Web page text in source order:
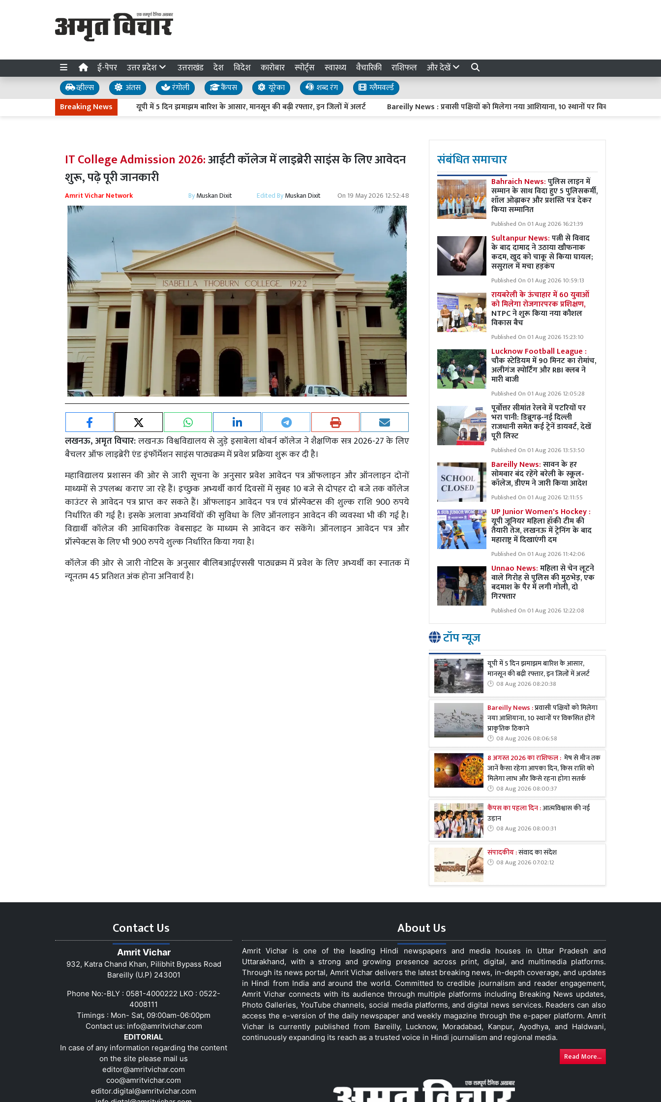
ई-पेपर उत्तर प्रदेश उत्तराखंड देश विदेश कारोबार स्पोर्ट्स स्वास्थ्य वैचारिकी राशिफल और देखें
व्हील्स अंतस रंगोली कैंपस यूरेका शब्द रंग
ग्लैमवर्ल्ड
Breaking News
यूपी में 5 दिन झमाझम बारिश के आसार, मानसून की बढ़ी रफ्तार, इन जिलों में अलर्ट Bareilly News : प्रवासी पक्षियों को मिलेगा नया आशियाना, 10 स्थानों पर विकसित होंगे प्राकृतिक
IT College Admission 2026:आईटी कॉलेज में लाइब्रेरी साइंस के लिए आवेदन
शुरू, पढ़े पूरी जानकारी
Amrit Vichar Network ByMuskan Dixit Edited ByMuskan Dixit On 19 May 2026 12:52:48
लखनऊ, अमृत विचार:लखनऊ विश्वविद्यालय से जुड़े इसाबेला थोबर्न कॉलेज ने शैक्षणिक सत्र 2026-27 के लिए
बैचलर ऑफ लाइब्रेरी एंड इंफॉर्मेशन साइंस पाठ्यक्रम में प्रवेश प्रक्रिया शुरू कर दी है।
महाविद्यालय प्रशासन की ओर से जारी सूचना के अनुसार प्रवेश आवेदन पत्र ऑफलाइन और ऑनलाइन दोनों
माध्यमों से उपलब्ध कराए जा रहे हैं। इच्छुक अभ्यर्थी कार्य दिवसों में सुबह 10 बजे से दोपहर दो बजे तक कॉलेज
काउंटर से आवेदन पत्र प्राप्त कर सकते हैं। ऑफलाइन आवेदन पत्र एवं प्रॉस्पेक्टस की शुल्क राशि 900 रुपये
निर्धारित की गई है। इसके अलावा अभ्यर्थियों की सुविधा के लिए ऑनलाइन आवेदन की व्यवस्था भी की गई है।
विद्यार्थी कॉलेज की आधिकारिक वेबसाइट के माध्यम से आवेदन कर सकेंगे। ऑनलाइन आवेदन पत्र और
प्रॉस्पेक्टस के लिए भी 900 रुपये शुल्क निर्धारित किया गया है।
कॉलेज की ओर से जारी नोटिस के अनुसार बीलिबआईएससी पाठ्यक्रम में प्रवेश के लिए अभ्यर्थी का स्नातक में
न्यूनतम 45 प्रतिशत अंक होना अनिवार्य है।
संबंधित समाचार
Bahraich News:पुलिस लाइन में
सम्मान के साथ विदा हुए 5 पुलिसकर्मी,
शॉल ओढ़ाकर और प्रशस्ति पत्र देकर
किया सम्मानित
Published On 01 Aug 2026 16:21:39
Sultanpur News:पत्नी से विवाद
के बाद दामाद ने उठाया खौफनाक
कदम, खुद को चाकू से किया घायल;
ससुराल में मचा हड़कंप
Published On 01 Aug 2026 10:59:13
रायबरेली के ऊंचाहार में 60 युवाओं
को मिलेगा रोजगारपरक प्रशिक्षण,
NTPC ने शुरू किया नया कौशल
विकास बैच
Published On 01 Aug 2026 15:23:10
Lucknow Football League :
चौक स्टेडियम में 90 मिनट का रोमांच,
अलीगंज स्पोर्टिंग और RBI क्लब ने
मारी बाजी
Published On 01 Aug 2026 12:05:28
पूर्वोत्तर सीमांत रेलवे में पटरियों पर
भरा पानी: डिब्रूगढ़-नई दिल्ली
राजधानी समेत कई ट्रेनें डायवर्ट, देखें
पूरी लिस्ट
Published On 01 Aug 2026 13:53:50
Bareilly News:सावन के हर
सोमवार बंद रहेंगे बरेली के स्कूल-
कॉलेज, डीएम ने जारी किया आदेश
Published On 01 Aug 2026 12:11:55
UP Junior Women's Hockey :
यूपी जूनियर महिला हॉकी टीम की
तैयारी तेज, लखनऊ में ट्रेनिंग के बाद
महाराष्ट्र में दिखाएंगी दम
Published On 01 Aug 2026 11:42:06
Unnao News:महिला से चेन लूटने
वाले गिरोह से पुलिस की मुठभेड़, एक
बदमाश के पैर में लगी गोली, दो
गिरफ्तार
Published On 01 Aug 2026 12:22:08
टॉप न्यूज
यूपी में 5 दिन झमाझम बारिश के आसार,
मानसून की बढ़ी रफ्तार, इन जिलों में अलर्ट
08 Aug 2026 08:20:38
Bareilly News :प्रवासी पक्षियों को मिलेगा
नया आशियाना, 10 स्थानों पर विकसित होंगे
प्राकृतिक ठिकाने
08 Aug 2026 08:06:58
8 अगस्त 2026 का राशिफल : मेष से मीन तक
जानें कैसा रहेगा आपका दिन, किस राशि को
मिलेगा लाभ और किसे रहना होगा सतर्क
08 Aug 2026 08:00:37
कैंपस का पहला दिन :आत्मविश्वास की नई
उड़ान
08 Aug 2026 08:00:31
संपादकीय :संवाद का संदेश
08 Aug 2026 07:02:12
Contact Us
Amrit Vichar
932, Katra Chand Khan, Pilibhit Bypass Road
Bareilly (U.P) 243001
Phone No:-BLY : 0581-4000222 LKO : 0522-
4008111
Timings : Mon- Sat, 09:00am-06:00pm
Contact us: info@amritvichar.com
EDITORIAL
In case of any information regarding the content
on the site please mail us
editor@amritvichar.com
coo@amritvichar.com
editor.digital@amritvichar.com
About Us
Amrit Vichar is one of the leading Hindi newspapers and media houses in Uttar Pradesh and
Uttarakhand, with a strong and growing presence across print, digital, and multimedia platforms.
Through its news portal, Amrit Vichar delivers the latest breaking news, in-depth coverage, and updates
in Hindi from India and around the world. Committed to credible journalism and reader engagement,
Amrit Vichar connects with its audience through multiple platforms including Breaking News updates,
Photo Galleries, YouTube channels, social media platforms, and digital news services. Readers can also
access the e-version of the daily newspaper and weekly magazine through the e-paper platform. Amrit
Vichar is currently published from Bareilly, Lucknow, Moradabad, Kanpur, Ayodhya, and Haldwani,
continuously expanding its reach as a trusted voice in Hindi journalism and regional media.
Read More...